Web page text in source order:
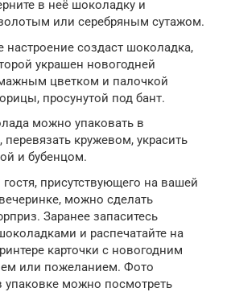
в неё шоколадку и
или серебряным сутажом.
настроение создаст шоколадка,
украшен новогодней
цветком и палочкой
просунутой под бант.
можно упаковать в
перевязать кружевом, украсить
и бубенцом.
присутствующего на вашей
можно сделать
Заранее запаситесь
и распечатайте на
карточки с новогодним
или пожеланием. Фото
упаковке можно посмотреть